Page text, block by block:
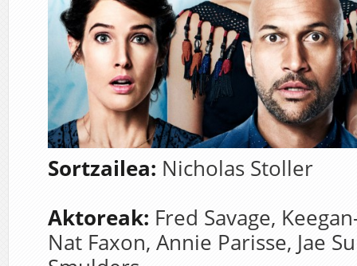
Sortzailea: Nicholas Stoller
Aktoreak: Fred Savage,
Nat Faxon, Annie Parisse, Jae